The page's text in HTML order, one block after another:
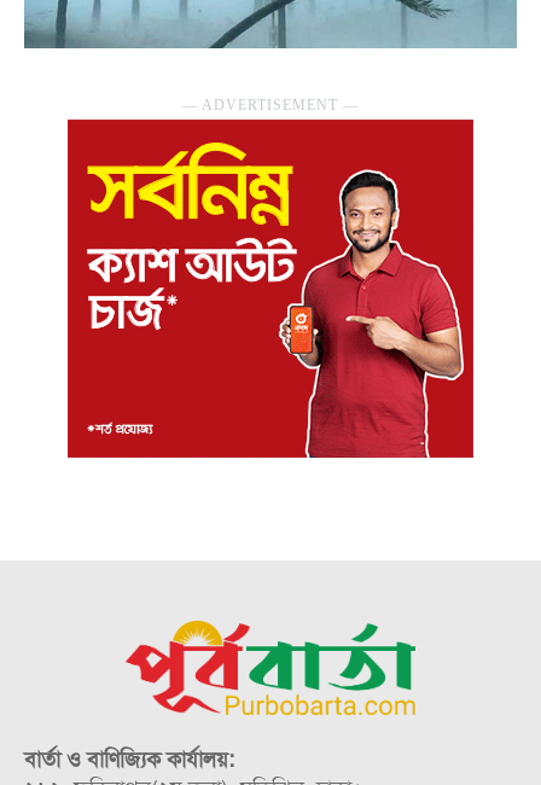
― ADVERTISEMENT ―
বার্তা ও বাণিজ্যিক কার্যালয়: